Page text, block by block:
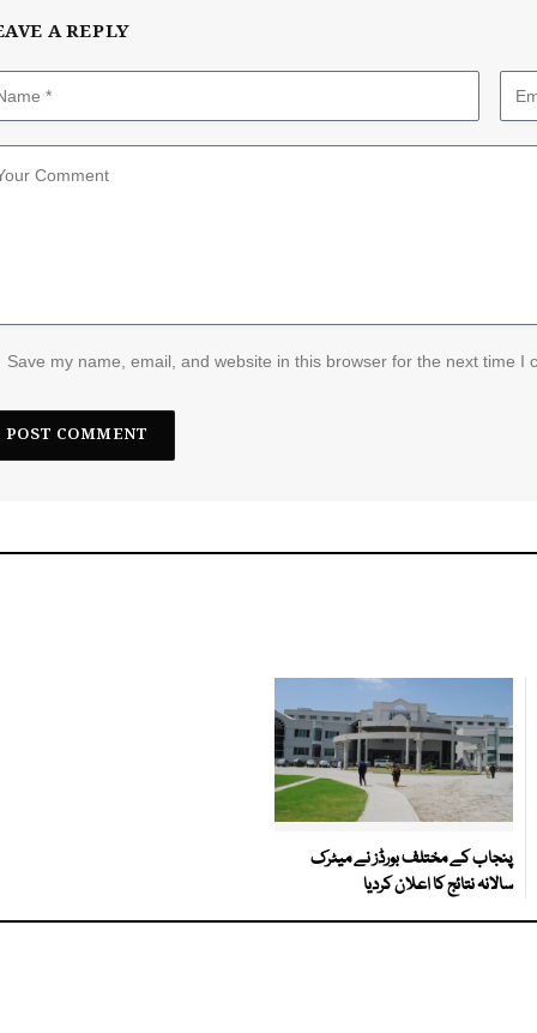
A REPLY
Save my name, email, and website in this browser for the next time I
پنجاب کے مختلف بورڈز نے میٹرک
سالانہ نتائج کا اعلان کردیا